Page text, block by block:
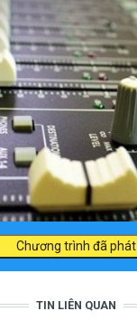
Chương trình đã phát
TIN LIÊN QUAN